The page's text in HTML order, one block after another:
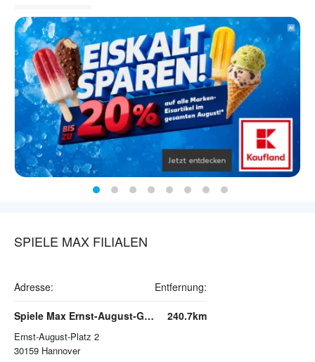
SPIELE MAX FILIALEN
Adresse: Entfernung:
Spiele Max Ernst-August-Galerie Hannover
Ernst-August-Platz 2
30159 Hannover
240.7km